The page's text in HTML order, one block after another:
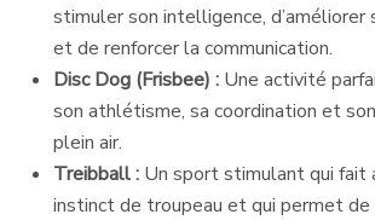
stimuler son intelligence, d’améliorer
et de renforcer la communication.
Disc Dog (Frisbee) : Une activité
son athlétisme, sa coordination et
plein air.
Treibball : Un sport stimulant qui fait
instinct de troupeau et qui permet de